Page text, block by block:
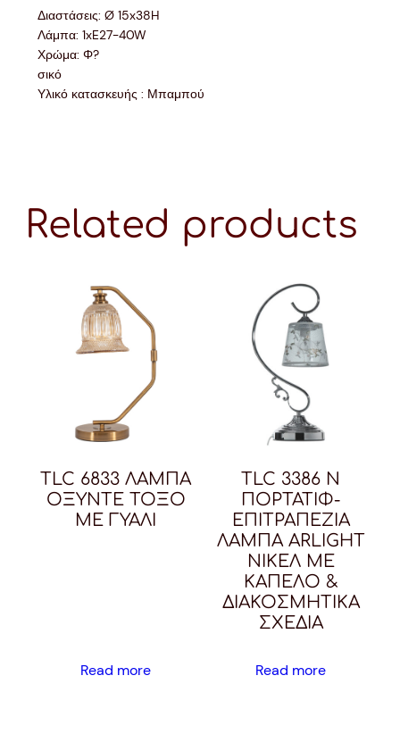
Διαστάσεις: Ø 15x38H
Λάμπα: 1xE27-40W
Χρώμα: Φ?
σικό
Υλικό κατασκευής : Μπαμπού
Related products
TLC 6833 ΛΑΜΠΑ
ΟΞΥΝΤΕ ΤΟΞΟ
ΜΕ ΓΥΑΛΙ
Read more
TLC 3386 N
ΠΟΡΤΑΤΙΦ-
ΕΠΙΤΡΑΠΕΖΙΑ
ΛΑΜΠΑ ARLIGHT
ΝΙΚΕΛ ΜΕ
ΚΑΠΕΛΟ &
ΔΙΑΚΟΣΜΗΤΙΚΑ
ΣΧΕΔΙΑ
Read more